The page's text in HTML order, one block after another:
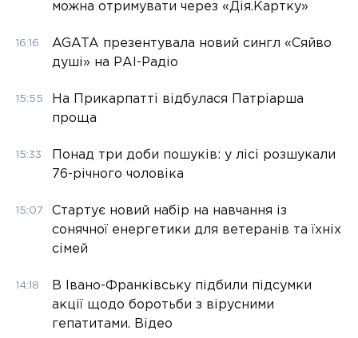
можна отримувати через «Дія.Картку»
16:16
AGATA презентувала новий сингл «Сяйво
душі» на РАІ-Радіо
15:55
На Прикарпатті відбулася Патріарша
проща
15:33
Понад три доби пошуків: у лісі розшукали
76-річного чоловіка
15:07
Стартує новий набір на навчання із
сонячної енергетики для ветеранів та їхніх
сімей
14:18
В Івано-Франківську підбили підсумки
акції щодо боротьби з вірусними
гепатитами. Відео